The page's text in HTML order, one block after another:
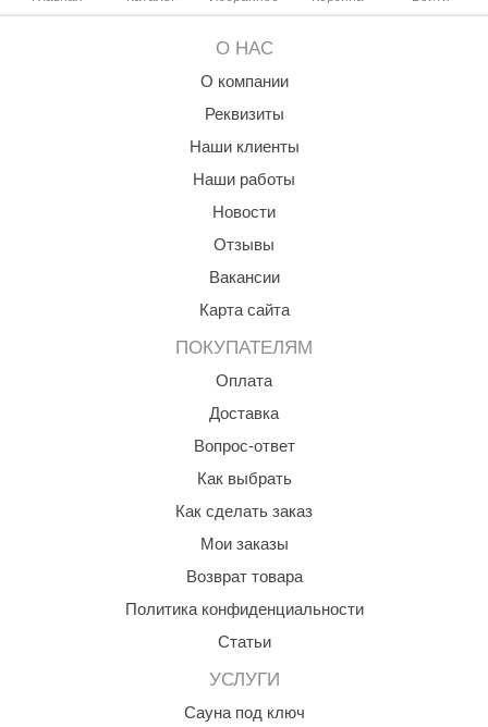
О НАС
О компании
Реквизиты
Наши клиенты
Наши работы
Новости
Отзывы
Вакансии
Карта сайта
ПОКУПАТЕЛЯМ
Оплата
Доставка
Вопрос-ответ
Как выбрать
Как сделать заказ
Мои заказы
Возврат товара
Политика конфиденциальности
Статьи
УСЛУГИ
Сауна под ключ